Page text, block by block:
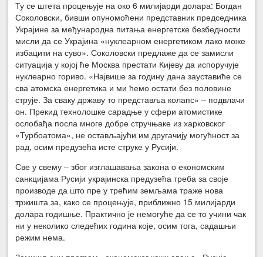
Ту се штета процењује на око 6 милијарди долара: Богдан
Соколовски, бивши опуномоћени представник председника
Украјине за међународна питања енергетске безбедности
мисли да се Украјина «нуклеарном енергетиком лако може
избацити на суво». Соколовски предлаже да се замисли
ситуација у којој ће Москва престати Кијеву да испоручује
нуклеарно гориво. «Највише за годину дана зауставиће се
сва атомска енергетика и ми ћемо остати без половине
струје. За сваку државу то представља колапс» – подвлачи
он. Прекид технолошке сарадње у сфери атомистике
ослобађа посла многе добре стручњаке из харковског
«Турбоатома», не остављајући им другачију могућност за
рад, осим предузећа исте струке у Русији.
Све у свему – због изглашавања закона о економским
санкцијама Русији украјинска предузећа треба за своје
производе да што пре у трећим земљама траже нова
тржишта за, како се процењује, приближно 15 милијарди
долара годишње. Практично је немогуће да се то учини чак
ни у неколико следећих година које, осим тога, садашњи
режим нема.